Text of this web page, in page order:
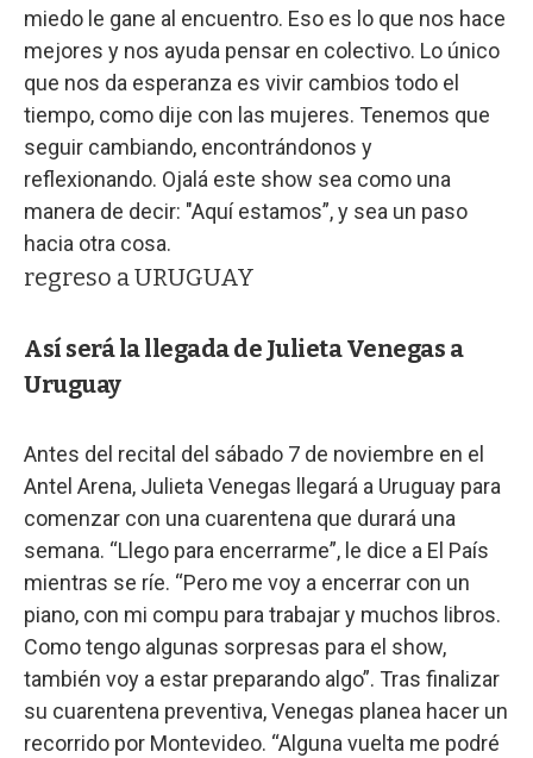
miedo le gane al encuentro. Eso es lo que nos hace
mejores y nos ayuda pensar en colectivo. Lo único
que nos da esperanza es vivir cambios todo el
tiempo, como dije con las mujeres. Tenemos que
seguir cambiando, encontrándonos y
reflexionando. Ojalá este show sea como una
manera de decir: "Aquí estamos”, y sea un paso
hacia otra cosa.
regreso a URUGUAY
Así será la llegada de Julieta Venegas a
Uruguay
Antes del recital del sábado 7 de noviembre en el
Antel Arena, Julieta Venegas llegará a Uruguay para
comenzar con una cuarentena que durará una
semana. “Llego para encerrarme”, le dice a El País
mientras se ríe. “Pero me voy a encerrar con un
piano, con mi compu para trabajar y muchos libros.
Como tengo algunas sorpresas para el show,
también voy a estar preparando algo”. Tras finalizar
su cuarentena preventiva, Venegas planea hacer un
recorrido por Montevideo. “Alguna vuelta me podré